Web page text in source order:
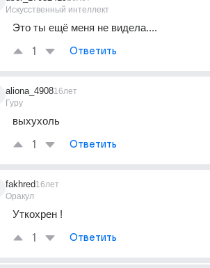
Искусственный интеллект
Это ты ещё меня не видела....
1 Ответить
aliona_4908
Гуру
16лет
выхухоль
1 Ответить
fakhred
Оракул
16лет
Уткохрен !
1 Ответить